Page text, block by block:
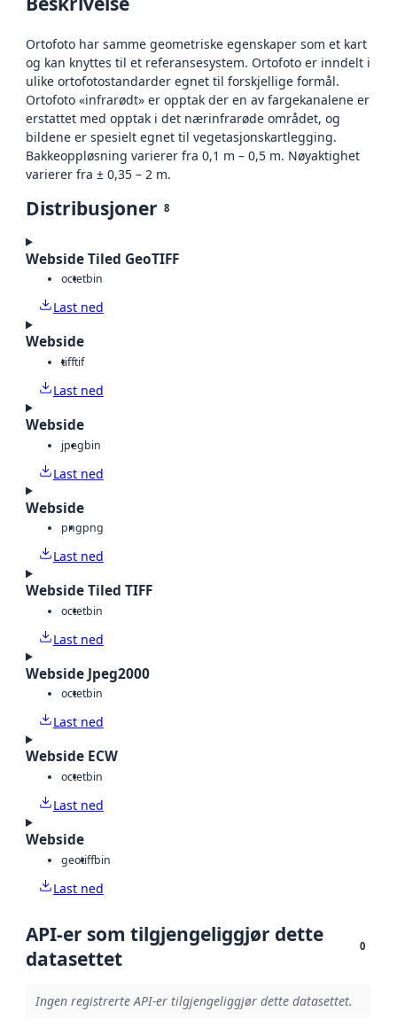
Ortofoto har samme geometriske egenskaper som et kart
og kan knyttes til et referansesystem. Ortofoto er inndelt i
ulike ortofotostandarder egnet til forskjellige formål.
Ortofoto «infrarødt» er opptak der en av fargekanalene er
erstattet med opptak i det nærinfrarøde området, og
bildene er spesielt egnet til vegetasjonskartlegging.
Bakkeoppløsning varierer fra 0,1 m – 0,5 m. Nøyaktighet
varierer fra ± 0,35 – 2 m.
Distribusjoner 8
Webside Tiled GeoTIFF
octetbin
Last ned
Webside
tifftif
Last ned
Webside
jpegbin
Last ned
Webside
pngpng
Last ned
Webside Tiled TIFF
octetbin
Last ned
Webside Jpeg2000
octetbin
Last ned
Webside ECW
octetbin
Last ned
Webside
geotiffbin
Last ned
API-er som tilgjengeliggjør dette
datasettet
0
Ingen registrerte API-er tilgjengeliggjør dette datasettet.